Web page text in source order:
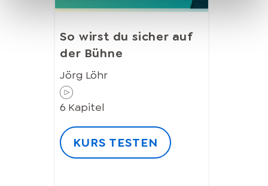
So wirst du sicher auf
der Bühne
Jörg Löhr
6 Kapitel
KURS TESTEN